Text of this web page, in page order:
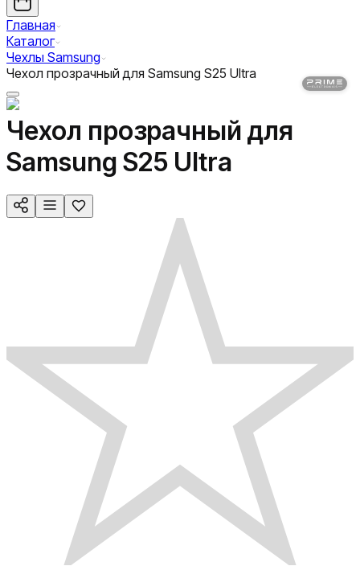
Главная
Каталог
Чехлы Samsung
Чехол прозрачный для Samsung S25 Ultra
Чехол прозрачный для
Samsung S25 Ultra